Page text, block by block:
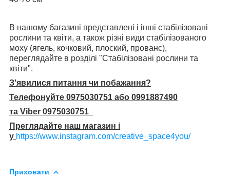
В нашому багазині представлені і інші стабілізовані
рослини та квіти, а також різні види стабілізованого
моху (ягель, кочковий, плоский, прованс),
переглядайте в розділі "Стабілізовані рослини та
квіти".
З'явилися питання чи побажання?
Телефонуйте 0975030751 або 0991887490
та Viber 0975030751
Преглядайте наш магазин і
у https://www.instagram.com/creative_space4you/
Приховати